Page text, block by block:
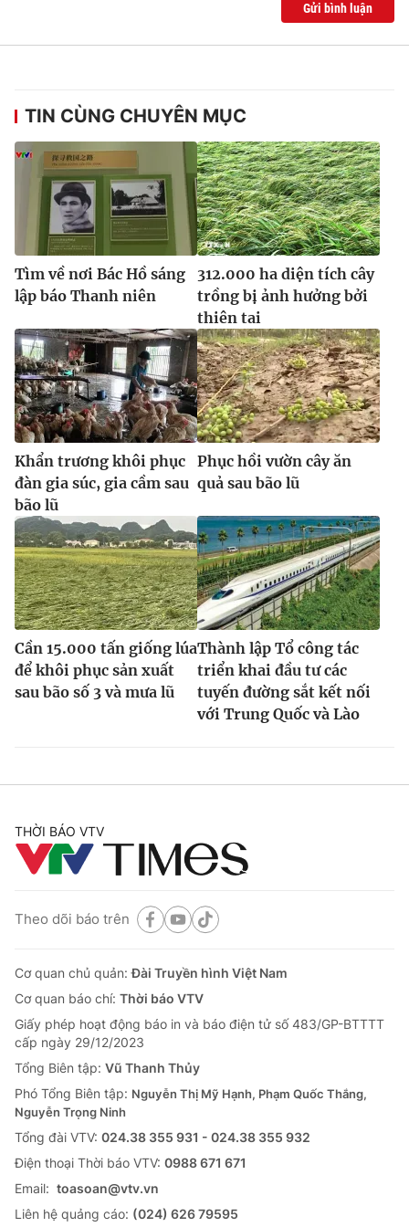
® Cấm sao chép dưới mọi hình thức nếu không có sự chấp
thuận bằng văn bản. Ghi rõ nguồn VTV.vn khi phát hành lại
thông tin từ website này.
Gửi bình luận
TIN CÙNG CHUYÊN MỤC
Tìm về nơi Bác Hồ sáng
lập báo Thanh niên
312.000 ha diện tích cây
trồng bị ảnh hưởng bởi
thiên tai
Khẩn trương khôi phục
đàn gia súc, gia cầm sau
bão lũ
Phục hồi vườn cây ăn
quả sau bão lũ
Cần 15.000 tấn giống lúa
để khôi phục sản xuất
sau bão số 3 và mưa lũ
Thành lập Tổ công tác
triển khai đầu tư các
tuyến đường sắt kết nối
với Trung Quốc và Lào
THỜI BÁO VTV
Theo dõi báo trên
Cơ quan chủ quản:Đài Truyền hình Việt Nam
Cơ quan báo chí: Thời báo VTV
Giấy phép hoạt động báo in và báo điện tử số 483/GP-BTTTT
cấp ngày 29/12/2023
Tổng Biên tập: Vũ Thanh Thủy
Phó Tổng Biên tập: Nguyễn Thị Mỹ Hạnh, Phạm Quốc Thắng,
Nguyễn Trọng Ninh
Tổng đài VTV: 024.38 355 931 - 024.38 355 932
Ðiện thoại Thời báo VTV: 0988 671 671
Email: toasoan@vtv.vn
Liên hệ quảng cáo: (024) 626 79595